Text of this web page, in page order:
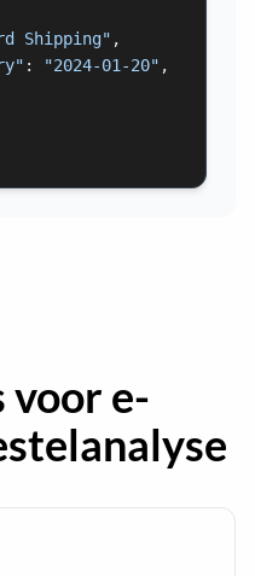
Shipping" ,
: "2024-01-20" ,
voor e-